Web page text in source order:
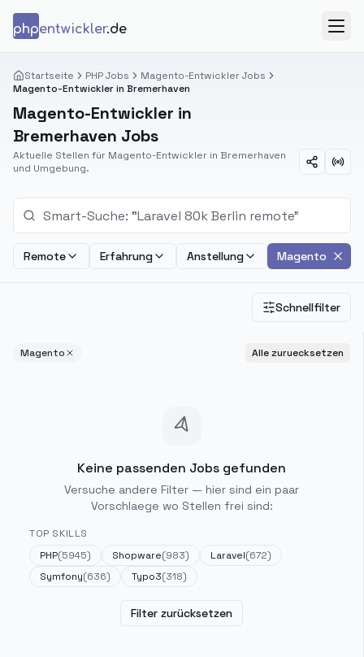
phpentwickler.de
Startseite PHP Jobs
Magento-Entwickler Jobs
Magento-Entwickler in Bremerhaven
Magento-Entwickler in
Bremerhaven Jobs
Aktuelle Stellen für Magento-Entwickler in Bremerhaven
und Umgebung.
Remote Erfahrung Anstellung Magento
Schnellfilter
Magento Alle zuruecksetzen
Keine passenden Jobs gefunden
Versuche andere Filter — hier sind ein paar
Vorschlaege wo Stellen frei sind:
TOP SKILLS
PHP(5945) Shopware(983) Laravel(672)
Symfony(636) Typo3(318)
Filter zurücksetzen